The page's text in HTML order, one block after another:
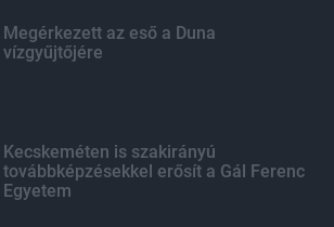
Megérkezett az eső a Duna
vízgyűjtőjére
Kecskeméten is szakirányú
továbbképzésekkel erősít a Gál Ferenc
Egyetem